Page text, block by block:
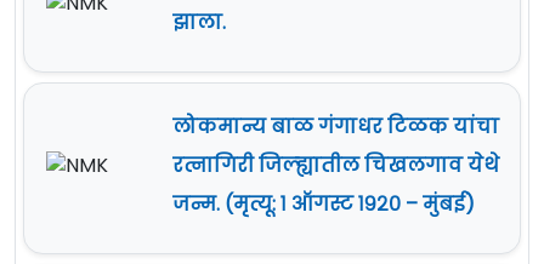
झाला.
लोकमान्य बाळ गंगाधर टिळक यांचा
रत्नागिरी जिल्ह्यातील चिखलगाव येथे
जन्म. (मृत्यू: १ ऑगस्ट १९२० – मुंबई)